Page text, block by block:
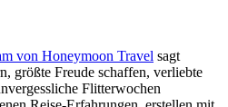
von Honeymoon Travel sagt
größte Freude schaffen, verliebte
Flitterwochen